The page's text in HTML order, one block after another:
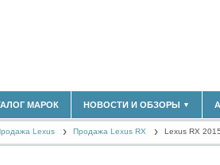
(14298)
МАРОК НОВОСТИ И ОБЗОРЫ ▼
НОВОСТИ РЫНКА
Lexus Продажа Lexus RX Lexus RX 2015